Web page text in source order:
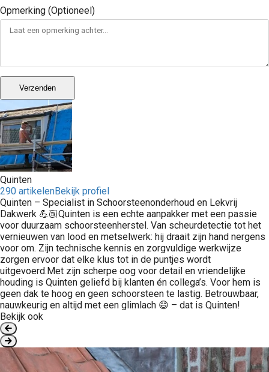
Opmerking (Optioneel)
Verzenden
Quinten
290 artikelenBekijk profiel
Quinten – Specialist in Schoorsteenonderhoud en Lekvrij
Dakwerk 💪🏼Quinten is een echte aanpakker met een passie
voor duurzaam schoorsteenherstel. Van scheurdetectie tot het
vernieuwen van lood en metselwerk: hij draait zijn hand nergens
voor om. Zijn technische kennis en zorgvuldige werkwijze
zorgen ervoor dat elke klus tot in de puntjes wordt
uitgevoerd.Met zijn scherpe oog voor detail en vriendelijke
houding is Quinten geliefd bij klanten én collega’s. Voor hem is
geen dak te hoog en geen schoorsteen te lastig. Betrouwbaar,
nauwkeurig en altijd met een glimlach 😄 – dat is Quinten!
Bekijk ook